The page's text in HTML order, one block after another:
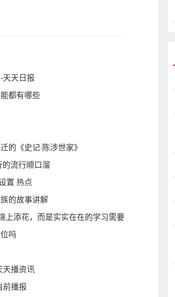
天天日报
都有哪些
的《史记·陈涉世家》
流行顺口溜
置 热点
的故事讲解
上添花，而是实实在在的学习需要
吗
天播资讯
前播报